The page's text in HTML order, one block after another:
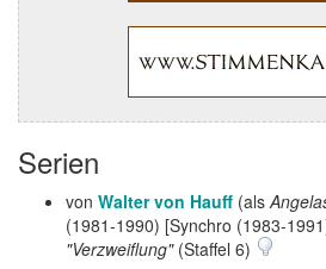
Serien
von Walter von Hauff (als
(1981-1990) [Synchro (1983-
"Verzweiflung"(Staffel 6)